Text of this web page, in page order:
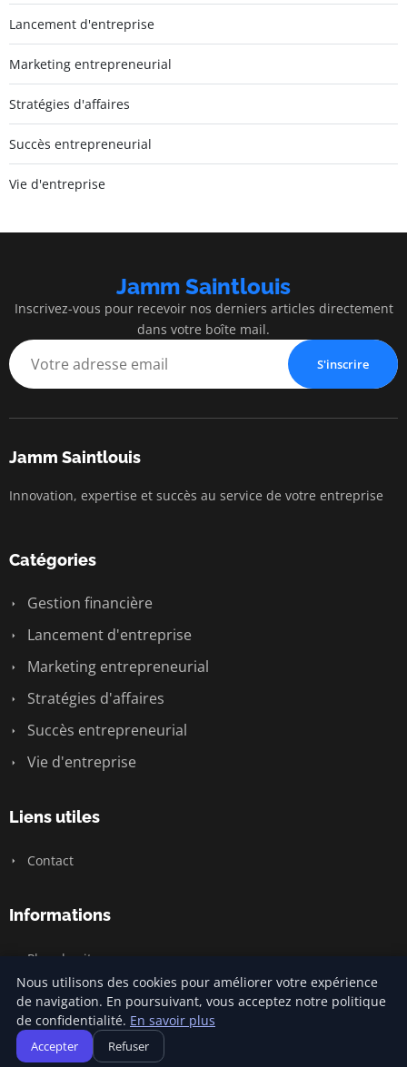
Lancement d'entreprise
Marketing entrepreneurial
Stratégies d'affaires
Succès entrepreneurial
Vie d'entreprise
Jamm Saintlouis
Inscrivez-vous pour recevoir nos derniers articles directement
dans votre boîte mail.
S'inscrire
Jamm Saintlouis
Innovation, expertise et succès au service de votre entreprise
Catégories
Gestion financière
Lancement d'entreprise
Marketing entrepreneurial
Stratégies d'affaires
Succès entrepreneurial
Vie d'entreprise
Liens utiles
Contact
Informations
Plan du site
© 2026 Jamm Saintlouis. Tous droits réservés.
Nous utilisons des cookies pour améliorer votre expérience
de navigation. En poursuivant, vous acceptez notre politique
de confidentialité. En savoir plus
Accepter Refuser